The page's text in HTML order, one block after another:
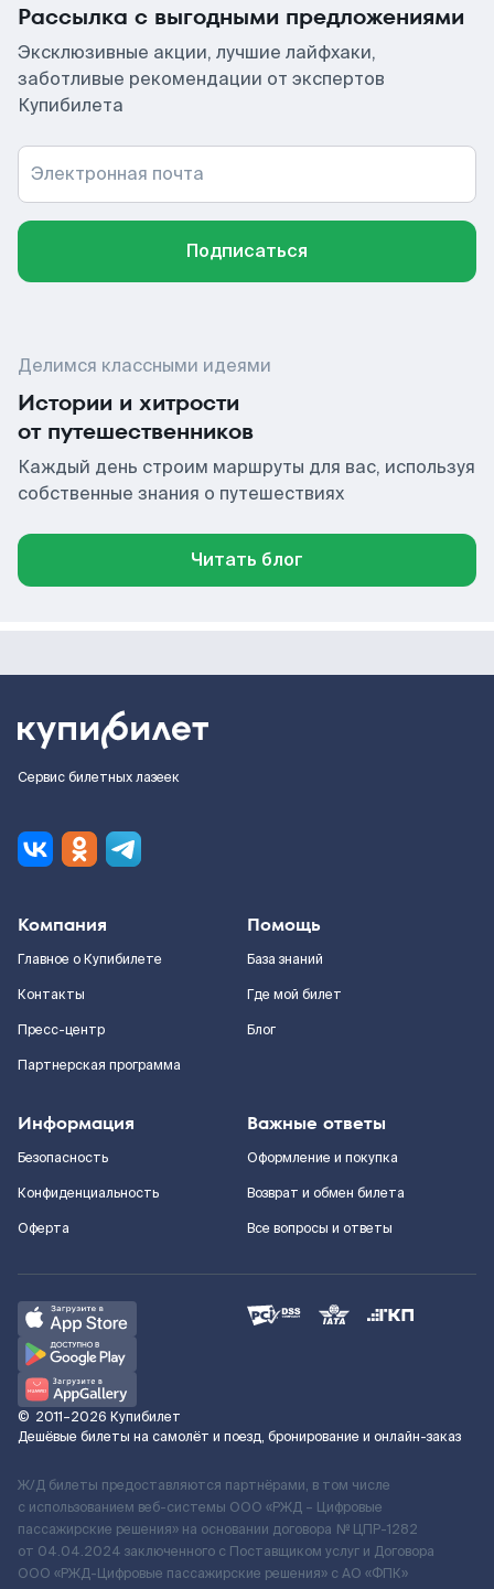
Рассылка с выгодными предложениями
Эксклюзивные акции, лучшие лайфхаки,
заботливые рекомендации от экспертов
Купибилета
Электронная почта
Подписаться
Делимся классными идеями
Истории и хитрости
от путешественников
Каждый день строим маршруты для вас, используя
собственные знания о путешествиях
Читать блог
Сервис билетных лазеек
Компания
Главное о Купибилете
Контакты
Пресс-центр
Партнерская программа
Помощь
База знаний
Где мой билет
Блог
Информация
Безопасность
Конфиденциальность
Оферта
Важные ответы
Оформление и покупка
Возврат и обмен билета
Все вопросы и ответы
© 2011–2026 Купибилет
Дешёвые билеты на самолёт и поезд, бронирование и онлайн-заказ
Ж/Д билеты предоставляются партнёрами, в том числе
с использованием веб-системы ООО «РЖД – Цифровые
пассажирские решения» на основании договора № ЦПР-1282
от 04.04.2024 заключенного с Поставщиком услуг и Договора
ООО «РЖД-Цифровые пассажирские решения» c АО «ФПК»